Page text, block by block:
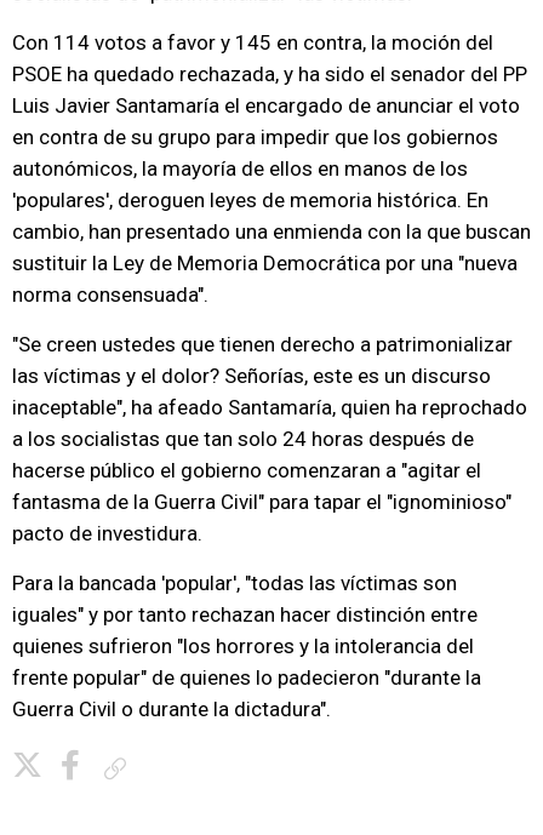
Con 114 votos a favor y 145 en contra, la moción del
PSOE ha quedado rechazada, y ha sido el senador del PP
Luis Javier Santamaría el encargado de anunciar el voto
en contra de su grupo para impedir que los gobiernos
autonómicos, la mayoría de ellos en manos de los
'populares', deroguen leyes de memoria histórica. En
cambio, han presentado una enmienda con la que buscan
sustituir la Ley de Memoria Democrática por una "nueva
norma consensuada".
"Se creen ustedes que tienen derecho a patrimonializar
las víctimas y el dolor? Señorías, este es un discurso
inaceptable", ha afeado Santamaría, quien ha reprochado
a los socialistas que tan solo 24 horas después de
hacerse público el gobierno comenzaran a "agitar el
fantasma de la Guerra Civil" para tapar el "ignominioso"
pacto de investidura.
Para la bancada 'popular', "todas las víctimas son
iguales" y por tanto rechazan hacer distinción entre
quienes sufrieron "los horrores y la intolerancia del
frente popular" de quienes lo padecieron "durante la
Guerra Civil o durante la dictadura".